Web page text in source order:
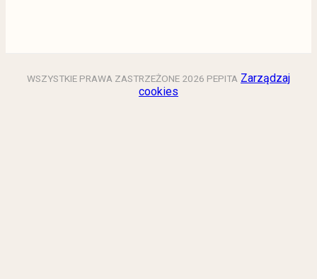
WSZYSTKIE PRAWA ZASTRZEŻONE 2026 PEPITA Zarządzaj
cookies